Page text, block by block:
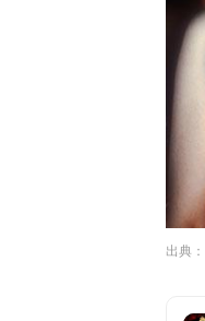
出典：